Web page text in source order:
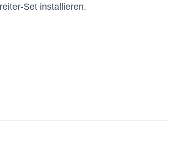
Set installieren.